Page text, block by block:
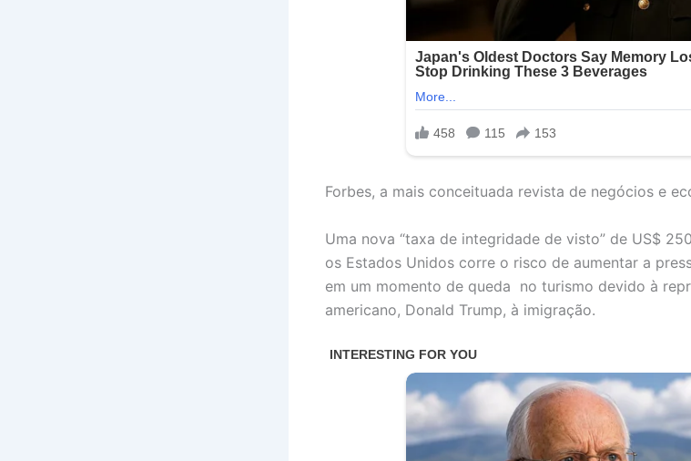
Forbes, a mais conceituada revista de negócios e
Uma nova “taxa de integridade de visto” de US$
os Estados Unidos corre o risco de aumentar a
em um momento de queda no turismo devido à
americano, Donald Trump, à imigração.